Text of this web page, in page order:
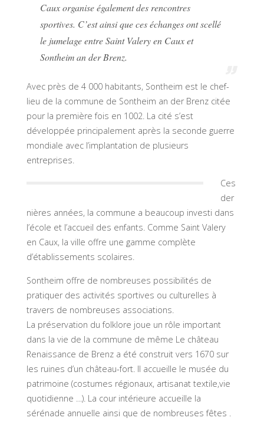
Caux organise également des rencontres
sportives. C’est ainsi que ces échanges ont scellé
le jumelage entre Saint Valery en Caux et
Sontheim an der Brenz.
Avec près de 4 000 habitants, Sontheim est le chef-
lieu de la commune de Sontheim an der Brenz citée
pour la première fois en 1002. La cité s’est
développée principalement après la seconde guerre
mondiale avec l’implantation de plusieurs
entreprises.
Ces
der
nières années, la commune a beaucoup investi dans
l’école et l’accueil des enfants. Comme Saint Valery
en Caux, la ville offre une gamme complète
d’établissements scolaires.
Sontheim offre de nombreuses possibilités de
pratiquer des activités sportives ou culturelles à
travers de nombreuses associations.
La préservation du folklore joue un rôle important
dans la vie de la commune de même Le château
Renaissance de Brenz a été construit vers 1670 sur
les ruines d’un château-fort. Il accueille le musée du
patrimoine (costumes régionaux, artisanat textile,vie
quotidienne …). La cour intérieure accueille la
sérénade annuelle ainsi que de nombreuses fêtes .